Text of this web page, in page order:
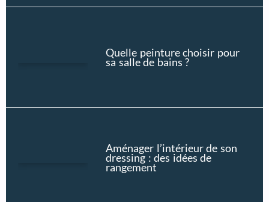
Quelle peinture choisir pour
sa salle de bains ?
Aménager l’intérieur de son
dressing : des idées de
rangement